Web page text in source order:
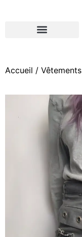
Accueil / Vêtements